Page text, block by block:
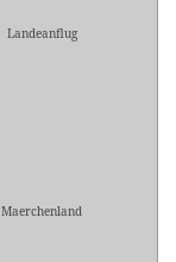
Landeanflug
Maerchenland